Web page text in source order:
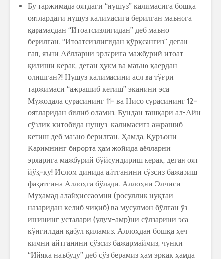
Бу таржимада оятдаги “нушуз” калимасига бошқа
оятлардаги нушуз калимасига берилган маънога
қарамасдан “Итоатсизлигидан” деб маъно
берилган. “Итоатсизлигидан қўрқсангиз” деган
гап, яъни Аёлларни эрларига мажбурий итоат
қилиши керак, деган ҳукм ва маъно қаердан
олишган?! Нушуз калимасини асл ва тўғри
таржимаси “ажрашиб кетиш” эканини эса
Мужодала сурасининг 11- ва Нисо сурасининг 12-
оятларидан билиб оламиз. Бундан ташқари ал-Айн
сўзлик китобида нушуз калимасига ажрашиб
кетиш деб маъно берилган. Ҳамда, Қуръони
Каримнинг бирорта ҳам жойида аёлларни
эрларига мажбурий бўйсундириш керак, деган оят
йўқ-ку! Ислом динида айтганини сўзсиз бажариш
фақатгина Аллоҳга бўлади. Аллоҳни Элчиси
Муҳамад алайҳиссаомни (росуллик нуқтаи
назаридан келиб чиқиб) ва мусулмон бўлган ўз
ишининг усталари (улум-амр)ни сўлзарини эса
кўнгилдан қабул қиламиз. Аллоҳдан бошқа ҳеч
кимни айтганини сўзсиз бажармаймиз, чунки
“Ийяка наъбуду” деб сўз берамиз ҳам эркак ҳамда